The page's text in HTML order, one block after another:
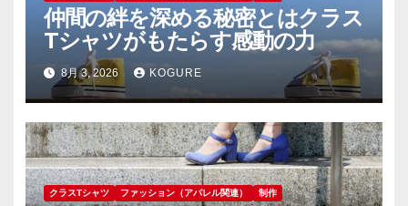
仲間の絆を深める秘密とはクラス
Tシャツがもたらす感動の力
8月 3, 2026 KOGURE
クラスTシャツ ファッション（アパレル関連） 制作